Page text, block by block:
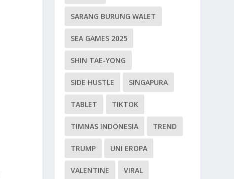
SARANG BURUNG WALET
SEA GAMES 2025
SHIN TAE-YONG
SIDE HUSTLE SINGAPURA
TABLET TIKTOK
TIMNAS INDONESIA TREND
TRUMP UNI EROPA
VALENTINE VIRAL